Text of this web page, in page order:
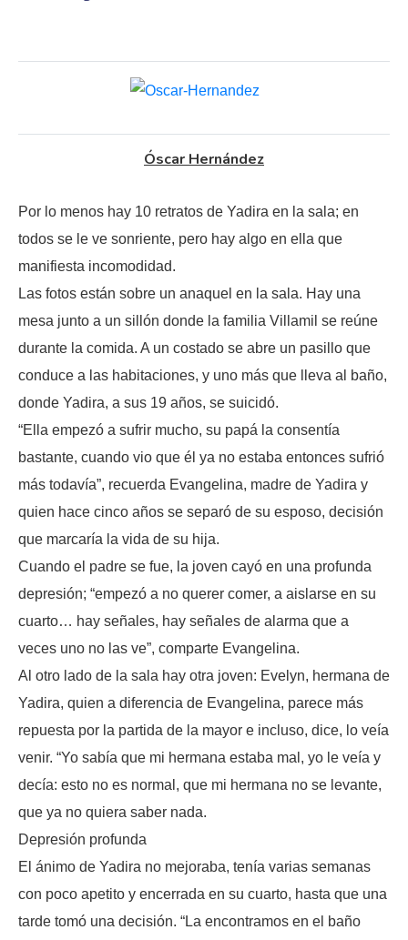
Óscar Hernández
Por lo menos hay 10 retratos de Yadira en la sala; en
todos se le ve sonriente, pero hay algo en ella que
manifiesta incomodidad.
Las fotos están sobre un anaquel en la sala. Hay una
mesa junto a un sillón donde la familia Villamil se reúne
durante la comida. A un costado se abre un pasillo que
conduce a las habitaciones, y uno más que lleva al baño,
donde Yadira, a sus 19 años, se suicidó.
“Ella empezó a sufrir mucho, su papá la consentía
bastante, cuando vio que él ya no estaba entonces sufrió
más todavía”, recuerda Evangelina, madre de Yadira y
quien hace cinco años se separó de su esposo, decisión
que marcaría la vida de su hija.
Cuando el padre se fue, la joven cayó en una profunda
depresión; “empezó a no querer comer, a aislarse en su
cuarto… hay señales, hay señales de alarma que a
veces uno no las ve”, comparte Evangelina.
Al otro lado de la sala hay otra joven: Evelyn, hermana de
Yadira, quien a diferencia de Evangelina, parece más
repuesta por la partida de la mayor e incluso, dice, lo veía
venir. “Yo sabía que mi hermana estaba mal, yo le veía y
decía: esto no es normal, que mi hermana no se levante,
que ya no quiera saber nada.
Depresión profunda
El ánimo de Yadira no mejoraba, tenía varias semanas
con poco apetito y encerrada en su cuarto, hasta que una
tarde tomó una decisión. “La encontramos en el baño